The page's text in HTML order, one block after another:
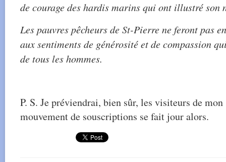
de courage des hardis marins qui ont illustré son
Les pauvres pêcheurs de St-Pierre ne feront pas
aux sentiments de générosité et de compassion
de tous les hommes.
P. S. Je préviendrai, bien sûr, les visiteurs de
mouvement de souscriptions se fait jour alors.